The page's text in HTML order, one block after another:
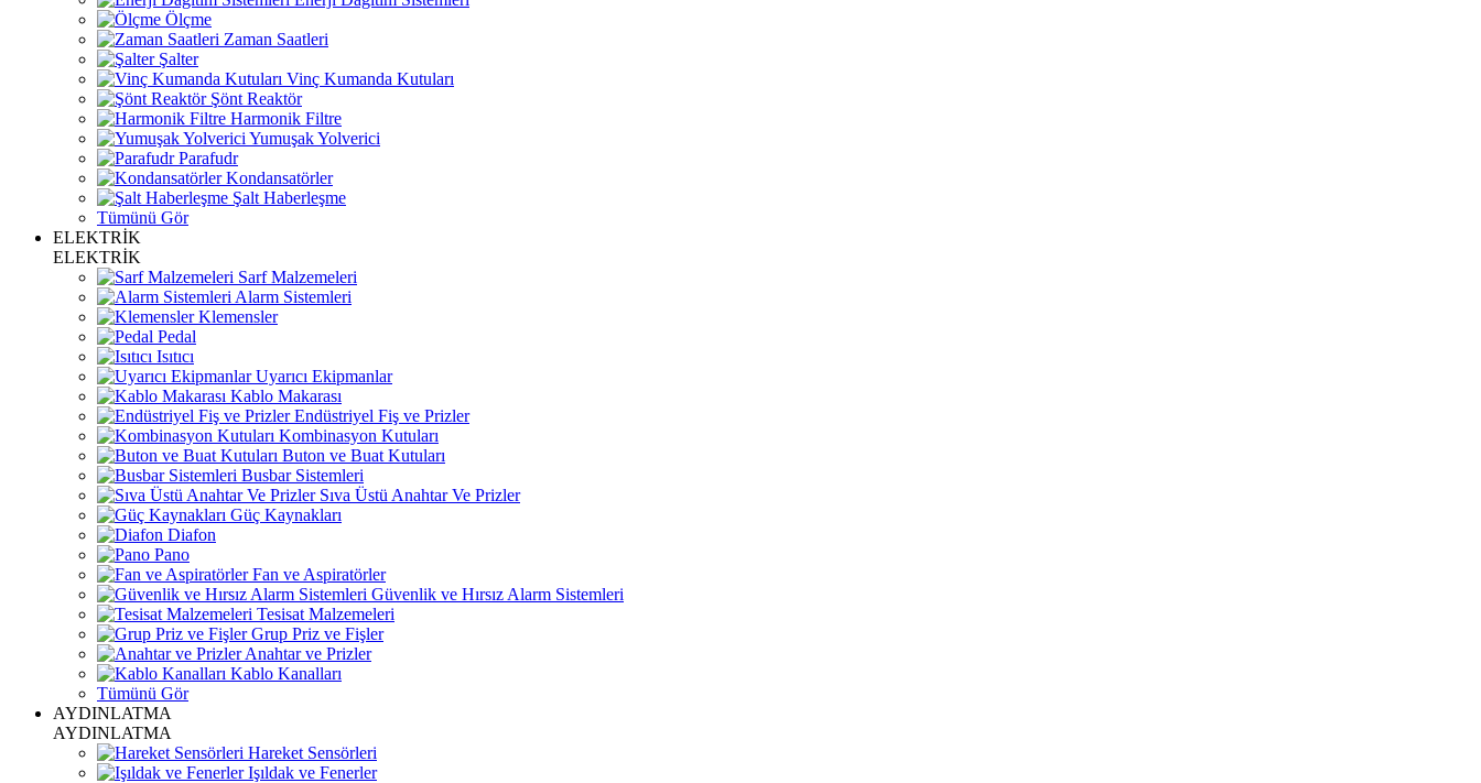
Ölçme
Zaman Saatleri
Şalter
Vinç Kumanda Kutuları
Şönt Reaktör
Harmonik Filtre
Yumuşak Yolverici
Parafudr
Kondansatörler
Şalt Haberleşme
Tümünü Gör
ELEKTRİK
ELEKTRİK
Sarf Malzemeleri
Alarm Sistemleri
Klemensler
Pedal
Isıtıcı
Uyarıcı Ekipmanlar
Kablo Makarası
Endüstriyel Fiş ve Prizler
Kombinasyon Kutuları
Buton ve Buat Kutuları
Busbar Sistemleri
Sıva Üstü Anahtar Ve Prizler
Güç Kaynakları
Diafon
Pano
Fan ve Aspiratörler
Güvenlik ve Hırsız Alarm Sistemleri
Tesisat Malzemeleri
Grup Priz ve Fişler
Anahtar ve Prizler
Kablo Kanalları
Tümünü Gör
AYDINLATMA
AYDINLATMA
Hareket Sensörleri
Işıldak ve Fenerler